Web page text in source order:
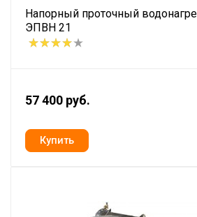
Напорный проточный
ЭПВН 21
57 400 руб.